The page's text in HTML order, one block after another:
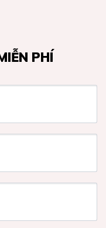
PHÍ